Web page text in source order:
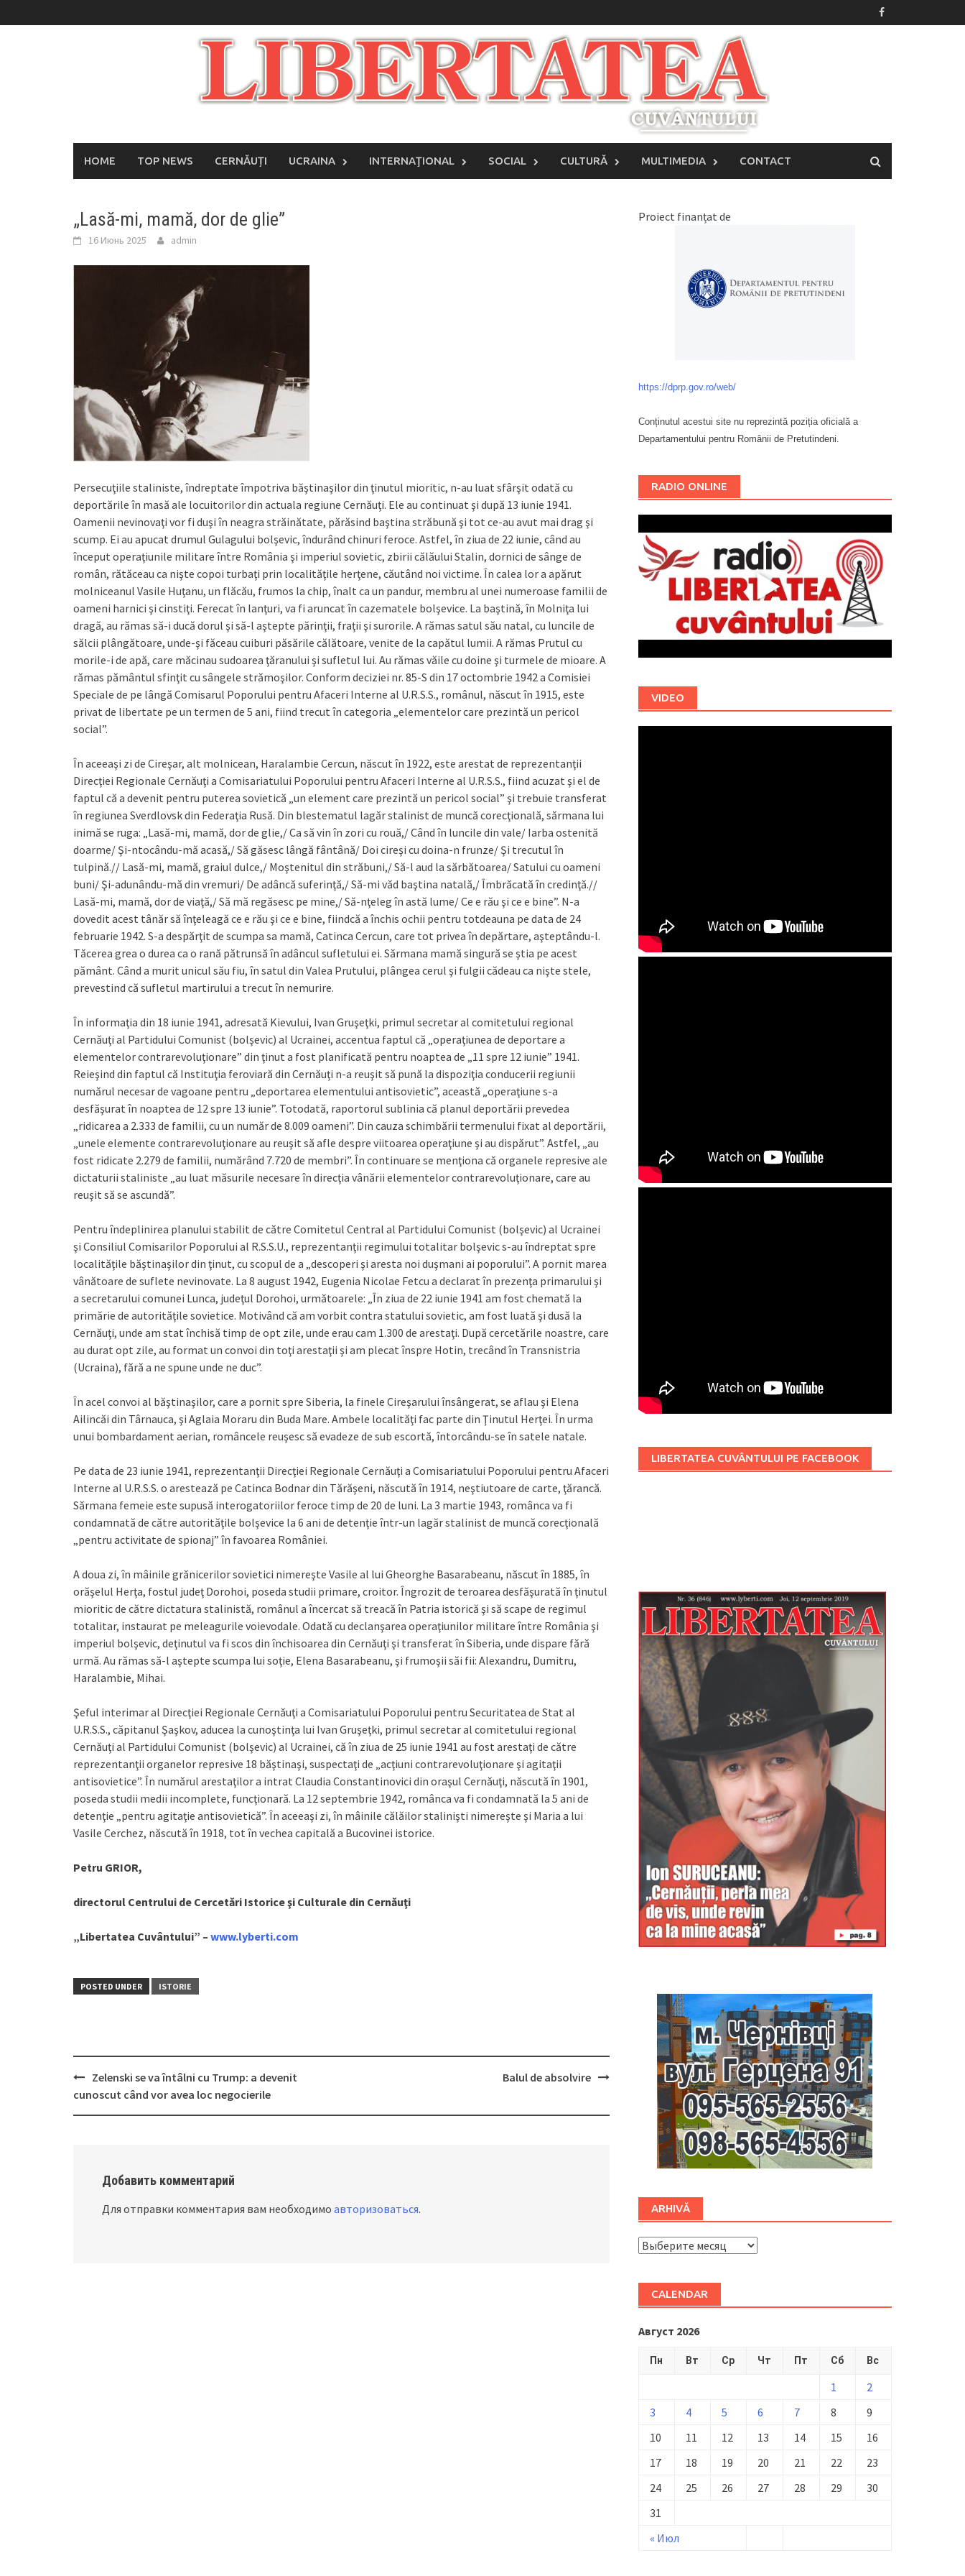
to
HOME TOP NEWS CERNĂUȚI UCRAINA INTERNAŢIONAL SOCIAL CULTURĂ MULTIMEDIA CONTACT
„Lasă-mi, mamă, dor de glie”
16 Июнь 2025 admin
Persecuţiile staliniste, îndreptate împotriva băştinaşilor din ţinutul mioritic, n-au luat sfârşit odată cu
deportările în masă ale locuitorilor din actuala regiune Cernăuţi. Ele au continuat şi după 13 iunie 1941.
Oamenii nevinovaţi vor fi duşi în neagra străinătate, părăsind baştina străbună şi tot ce-au avut mai drag şi
scump. Ei au apucat drumul Gulagului bolşevic, îndurând chinuri feroce. Astfel, în ziua de 22 iunie, când au
început operaţiunile militare între România şi imperiul sovietic, zbirii călăului Stalin, dornici de sânge de
român, rătăceau ca nişte copoi turbaţi prin localităţile herţene, căutând noi victime. În calea lor a apărut
molniceanul Vasile Huţanu, un flăcău, frumos la chip, înalt ca un pandur, membru al unei numeroase familii de
oameni harnici şi cinstiţi. Ferecat în lanţuri, va fi aruncat în cazematele bolşevice. La baştină, în Molniţa lui
dragă, au rămas să-i ducă dorul şi să-l aştepte părinţii, fraţii şi surorile. A rămas satul său natal, cu luncile de
sălcii plângătoare, unde-şi făceau cuiburi păsările călătoare, venite de la capătul lumii. A rămas Prutul cu
morile-i de apă, care măcinau sudoarea ţăranului şi sufletul lui. Au rămas văile cu doine şi turmele de mioare. A
rămas pământul sfinţit cu sângele strămoşilor. Conform deciziei nr. 85-S din 17 octombrie 1942 a Comisiei
Speciale de pe lângă Comisarul Poporului pentru Afaceri Interne al U.R.S.S., românul, născut în 1915, este
privat de libertate pe un termen de 5 ani, fiind trecut în categoria „elementelor care prezintă un pericol
social”.
În aceeaşi zi de Cireşar, alt molnicean, Haralambie Cercun, născut în 1922, este arestat de reprezentanţii
Direcţiei Regionale Cernăuţi a Comisariatului Poporului pentru Afaceri Interne al U.R.S.S., fiind acuzat şi el de
faptul că a devenit pentru puterea sovietică „un element care prezintă un pericol social” şi trebuie transferat
în regiunea Sverdlovsk din Federaţia Rusă. Din blestematul lagăr stalinist de muncă corecţională, sărmana lui
inimă se ruga: „Lasă-mi, mamă, dor de glie,/ Ca să vin în zori cu rouă,/ Când în luncile din vale/ Iarba ostenită
doarme/ Şi-ntocându-mă acasă,/ Să găsesc lângă fântână/ Doi cireşi cu doina-n frunze/ Şi trecutul în
tulpină.// Lasă-mi, mamă, graiul dulce,/ Moştenitul din străbuni,/ Să-l aud la sărbătoarea/ Satului cu oameni
buni/ Şi-adunându-mă din vremuri/ De adâncă suferinţă,/ Să-mi văd baştina natală,/ Îmbrăcată în credinţă.//
Lasă-mi, mamă, dor de viaţă,/ Să mă regăsesc pe mine,/ Să-nţeleg în astă lume/ Ce e rău şi ce e bine”. N-a
dovedit acest tânăr să înţeleagă ce e rău şi ce e bine, fiindcă a închis ochii pentru totdeauna pe data de 24
februarie 1942. S-a despărţit de scumpa sa mamă, Catinca Cercun, care tot privea în depărtare, aşteptându-l.
Tăcerea grea o durea ca o rană pătrunsă în adâncul sufletului ei. Sărmana mamă singură se ştia pe acest
pământ. Când a murit unicul său fiu, în satul din Valea Prutului, plângea cerul şi fulgii cădeau ca nişte stele,
prevestind că sufletul martirului a trecut în nemurire.
În informaţia din 18 iunie 1941, adresată Kievului, Ivan Gruşeţki, primul secretar al comitetului regional
Cernăuţi al Partidului Comunist (bolşevic) al Ucrainei, accentua faptul că „operaţiunea de deportare a
elementelor contrarevoluţionare” din ţinut a fost planificată pentru noaptea de „11 spre 12 iunie” 1941.
Reieşind din faptul că Instituţia feroviară din Cernăuţi n-a reuşit să pună la dispoziţia conducerii regiunii
numărul necesar de vagoane pentru „deportarea elementului antisovietic”, această „operaţiune s-a
desfăşurat în noaptea de 12 spre 13 iunie”. Totodată, raportorul sublinia că planul deportării prevedea
„ridicarea a 2.333 de familii, cu un număr de 8.009 oameni”. Din cauza schimbării termenului fixat al deportării,
„unele elemente contrarevoluţionare au reuşit să afle despre viitoarea operaţiune şi au dispărut”. Astfel, „au
fost ridicate 2.279 de familii, numărând 7.720 de membri”. În continuare se menţiona că organele represive ale
dictaturii staliniste „au luat măsurile necesare în direcţia vânării elementelor contrarevoluţionare, care au
reuşit să se ascundă”.
Pentru îndeplinirea planului stabilit de către Comitetul Central al Partidului Comunist (bolşevic) al Ucrainei
şi Consiliul Comisarilor Poporului al R.S.S.U., reprezentanţii regimului totalitar bolşevic s-au îndreptat spre
localităţile băştinaşilor din ţinut, cu scopul de a „descoperi şi aresta noi duşmani ai poporului”. A pornit marea
vânătoare de suflete nevinovate. La 8 august 1942, Eugenia Nicolae Fetcu a declarat în prezenţa primarului şi
a secretarului comunei Lunca, judeţul Dorohoi, următoarele: „În ziua de 22 iunie 1941 am fost chemată la
primărie de autorităţile sovietice. Motivând că am vorbit contra statului sovietic, am fost luată şi dusă la
Cernăuţi, unde am stat închisă timp de opt zile, unde erau cam 1.300 de arestaţi. După cercetările noastre, care
au durat opt zile, au format un convoi din toţi arestaţii şi am plecat înspre Hotin, trecând în Transnistria
(Ucraina), fără a ne spune unde ne duc”.
În acel convoi al băştinaşilor, care a pornit spre Siberia, la finele Cireşarului însângerat, se aflau şi Elena
Ailincăi din Târnauca, şi Aglaia Moraru din Buda Mare. Ambele localităţi fac parte din Ţinutul Herţei. În urma
unui bombardament aerian, româncele reuşesc să evadeze de sub escortă, întorcându-se în satele natale.
Pe data de 23 iunie 1941, reprezentanţii Direcţiei Regionale Cernăuţi a Comisariatului Poporului pentru Afaceri
Interne al U.R.S.S. o arestează pe Catinca Bodnar din Tărăşeni, născută în 1914, neştiutoare de carte, ţărancă.
Sărmana femeie este supusă interogatoriilor feroce timp de 20 de luni. La 3 martie 1943, românca va fi
condamnată de către autorităţile bolşevice la 6 ani de detenţie într-un lagăr stalinist de muncă corecţională
„pentru activitate de spionaj” în favoarea României.
A doua zi, în mâinile grănicerilor sovietici nimereşte Vasile al lui Gheorghe Basarabeanu, născut în 1885, în
orăşelul Herţa, fostul judeţ Dorohoi, poseda studii primare, croitor. Îngrozit de teroarea desfăşurată în ţinutul
mioritic de către dictatura stalinistă, românul a încercat să treacă în Patria istorică şi să scape de regimul
totalitar, instaurat pe meleagurile voievodale. Odată cu declanşarea operaţiunilor militare între România şi
imperiul bolşevic, deţinutul va fi scos din închisoarea din Cernăuţi şi transferat în Siberia, unde dispare fără
urmă. Au rămas să-l aştepte scumpa lui soţie, Elena Basarabeanu, şi frumoşii săi fii: Alexandru, Dumitru,
Haralambie, Mihai.
Şeful interimar al Direcţiei Regionale Cernăuţi a Comisariatului Poporului pentru Securitatea de Stat al
U.R.S.S., căpitanul Şaşkov, aducea la cunoştinţa lui Ivan Gruşeţki, primul secretar al comitetului regional
Cernăuţi al Partidului Comunist (bolşevic) al Ucrainei, că în ziua de 25 iunie 1941 au fost arestaţi de către
reprezentanţii organelor represive 18 băştinaşi, suspectaţi de „acţiuni contrarevoluţionare şi agitaţii
antisovietice”. În numărul arestaţilor a intrat Claudia Constantinovici din oraşul Cernăuţi, născută în 1901,
poseda studii medii incomplete, funcţionară. La 12 septembrie 1942, românca va fi condamnată la 5 ani de
detenţie „pentru agitaţie antisovietică”. În aceeaşi zi, în mâinile călăilor stalinişti nimereşte şi Maria a lui
Vasile Cerchez, născută în 1918, tot în vechea capitală a Bucovinei istorice.
Petru GRIOR,
directorul Centrului de Cercetări Istorice şi Culturale din Cernăuţi
„Libertatea Cuvântului” – www.lyberti.com
POSTED UNDER ISTORIE
Post
navigation
Zelenski se va întâlni cu Trump: a devenit
cunoscut când vor avea loc negocierile
Balul de absolvire
Добавить комментарий
Для отправки комментария вам необходимо авторизоваться.
Proiect finanțat de
https://dprp.gov.ro/web/
Conținutul acestui site nu reprezintă poziția oficială a
Departamentului pentru Românii de Pretutindeni.
RADIO ONLINE
VIDEO
LIBERTATEA CUVÂNTULUI PE FACEBOOK
ARHIVĂ
ARHIVĂ
CALENDAR
Август 2026
Пн Вт Ср Чт Пт Сб Вс
« Июл
1
2
3
4 5 6 7 8
9
10
11 12 13 14 15
16
17
18 19 20 21 22
23
24
25 26 27 28 29
30
31